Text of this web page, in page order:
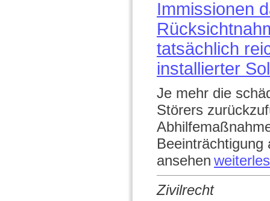
Immissionen
tatsächlich
installierter
Je mehr die
Störers
ansehen
Zivilrecht